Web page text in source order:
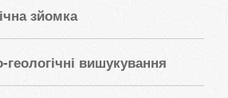
зйомка
геологічні вишукування